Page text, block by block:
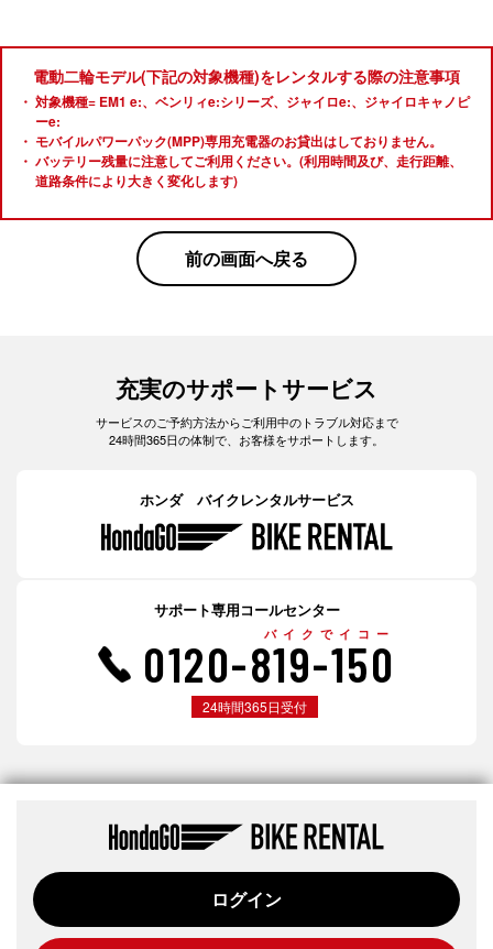
電動二輪モデル(下記の対象機種)をレンタルする際の注意事項
対象機種= EM1 e:、ベンリィe:シリーズ、ジャイロe:、ジャイロキャノピ
ーe:
モバイルパワーパック(MPP)専用充電器のお貸出はしておりません。
バッテリー残量に注意してご利用ください。(利用時間及び、走行距離、
道路条件により大きく変化します)
前の画面へ戻る
充実のサポートサービス
サービスのご予約方法からご利用中のトラブル対応まで
24時間365日の体制で、お客様をサポートします。
ホンダ バイクレンタルサービス
サポート専用コールセンター
バイクでイコー
0120-819-150
24時間365日受付
ログイン